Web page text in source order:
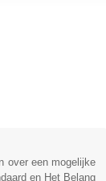
over een mogelijke
en Het Belang